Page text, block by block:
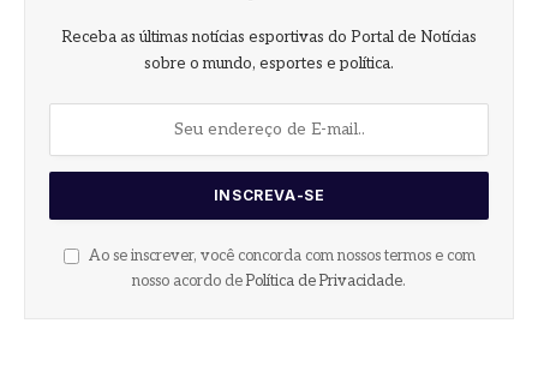
Receba as últimas notícias esportivas do Portal de Notícias
sobre o mundo, esportes e política.
Ao se inscrever, você concorda com nossos termos e com
nosso acordo de Política de Privacidade.